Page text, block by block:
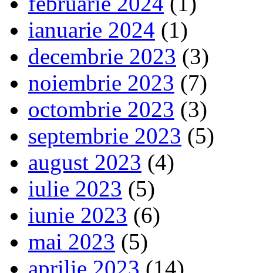
ianuarie 2024 (1)
decembrie 2023 (3)
noiembrie 2023 (7)
octombrie 2023 (3)
septembrie 2023 (5)
august 2023 (4)
iulie 2023 (5)
iunie 2023 (6)
mai 2023 (5)
aprilie 2023 (14)